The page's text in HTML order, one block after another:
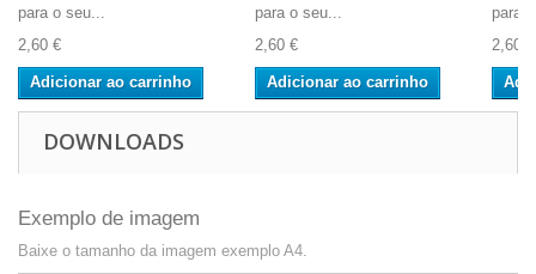
para o seu...
2,60 €
Adicionar ao carrinho
para o seu...
2,60 €
Adicionar ao carrinho
para
2,60 €
DOWNLOADS
Exemplo de imagem
Baixe o tamanho da imagem exemplo A4.